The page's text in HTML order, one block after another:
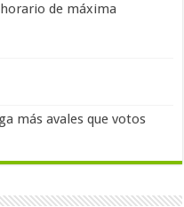
de máxima
más avales que votos